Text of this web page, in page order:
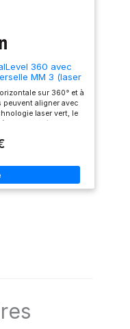
360 avec
MM 3 (laser
laser à 360°
la pièce, dans
sur 360° et à
peuvent aligner avec
laser vert, le
de ± 4° ou être
mises à niveau
fournit des résultats
: Nos produits